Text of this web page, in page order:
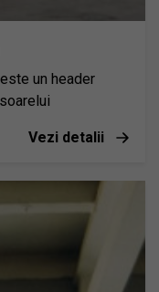
un header
Vezi detalii